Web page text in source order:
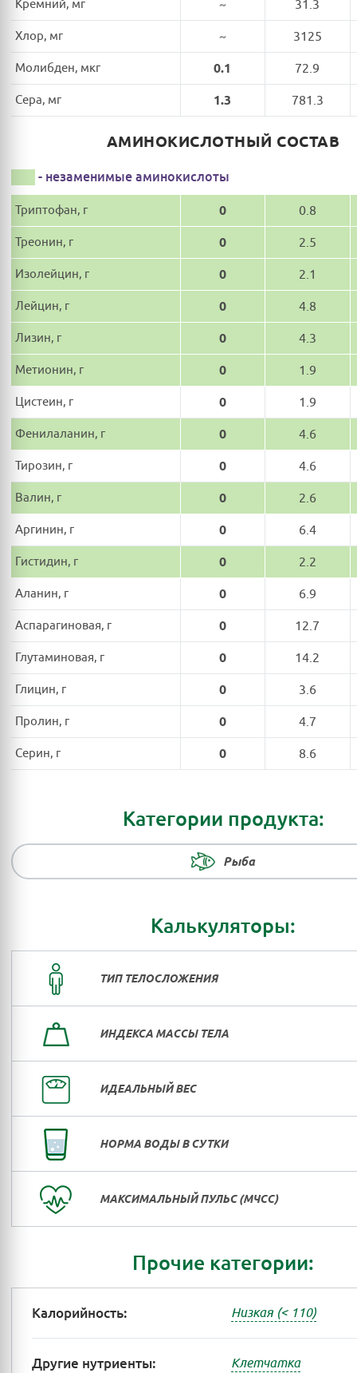
Кремний, мг ~ 31.3
Хлор, мг ~ 3125
Молибден, мкг 0.1 72.9
Сера, мг 1.3 781.3
АМИНОКИСЛОТНЫЙ СОСТАВ
- незаменимые аминокислоты
Триптофан, г 0 0.8
Треонин, г 0 2.5
Изолейцин, г 0 2.1
Лейцин, г 0 4.8
Лизин, г 0 4.3
Метионин, г 0 1.9
Цистеин, г 0 1.9
Фенилаланин, г 0 4.6
Тирозин, г 0 4.6
Валин, г 0 2.6
Аргинин, г 0 6.4
Гистидин, г 0 2.2
Аланин, г 0 6.9
Аспарагиновая, г 0 12.7
Глутаминовая, г 0 14.2
Глицин, г 0 3.6
Пролин, г 0 4.7
Серин, г 0 8.6
Категории продукта:
Рыба
Калькуляторы:
ТИП ТЕЛОСЛОЖЕНИЯ
ИНДЕКСА МАССЫ ТЕЛА
ИДЕАЛЬНЫЙ ВЕС
НОРМА ВОДЫ В СУТКИ
МАКСИМАЛЬНЫЙ ПУЛЬС (МЧСС)
Прочие категории:
Калорийность: Низкая (< 110)
Другие нутриенты: Клетчатка